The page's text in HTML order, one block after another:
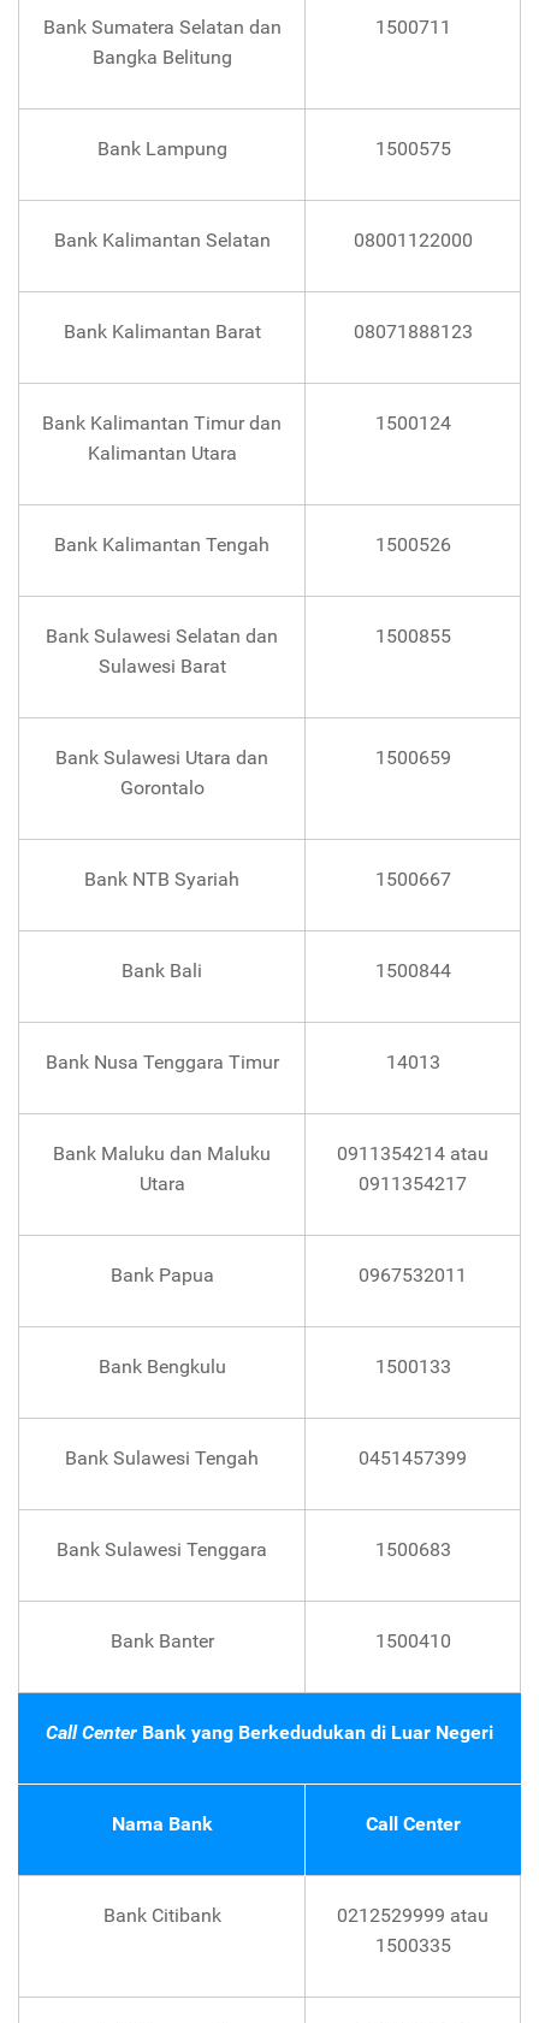
Bank Sumatera Selatan dan
Bangka Belitung
1500711
Bank Lampung 1500575
Bank Kalimantan Selatan 08001122000
Bank Kalimantan Barat 08071888123
Bank Kalimantan Timur dan
Kalimantan Utara
1500124
Bank Kalimantan Tengah 1500526
Bank Sulawesi Selatan dan
Sulawesi Barat
1500855
Bank Sulawesi Utara dan
Gorontalo
1500659
Bank NTB Syariah 1500667
Bank Bali 1500844
Bank Nusa Tenggara Timur 14013
Bank Maluku dan Maluku
Utara
0911354214 atau
0911354217
Bank Papua 0967532011
Bank Bengkulu 1500133
Bank Sulawesi Tengah 0451457399
Bank Sulawesi Tenggara 1500683
Bank Banter 1500410
Call Center Bank yang Berkedudukan di Luar Negeri
Nama Bank Call Center
Bank Citibank
0212529999 atau
1500335